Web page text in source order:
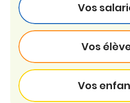
Vos
Vos
Vos